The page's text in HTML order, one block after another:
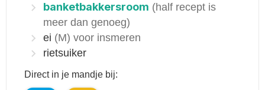
banketbakkersroom (half recept is
meer dan genoeg)
ei (M) voor insmeren
rietsuiker
Direct in je mandje bij: